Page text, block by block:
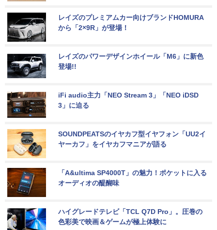
レイズのプレミアムカー向けブランドHOMURA
から「2×9R」が登場！
レイズのパワーデザインホイール「M6」に新色
登場!!
iFi audio主力「NEO Stream 3」「NEO iDSD
3」に迫る
SOUNDPEATSのイヤカフ型イヤフォン「UU2イ
ヤーカフ」をイヤカフマニアが語る
「A&ultima SP4000T」の魅力！ポケットに入る
オーディオの醍醐味
ハイグレードテレビ「TCL Q7D Pro」。圧巻の
色彩美で映画＆ゲームが極上体験に